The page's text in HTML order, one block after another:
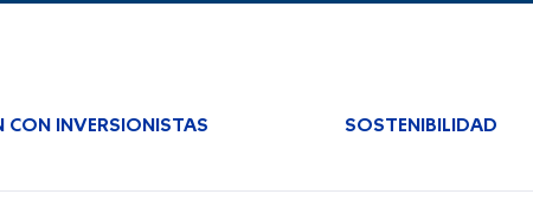
CON INVERSIONISTAS SOSTENIBILIDAD